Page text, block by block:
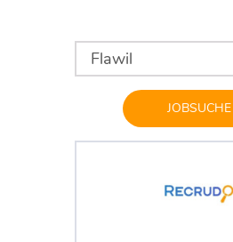
JOBSUCHE